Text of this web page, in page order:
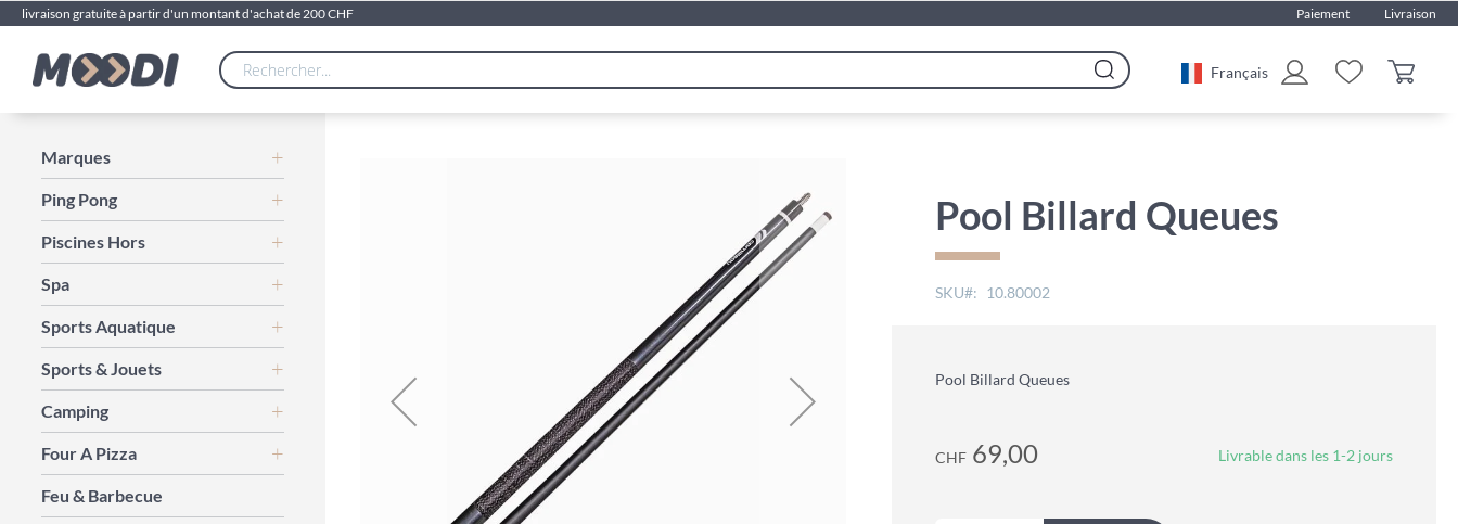
livraison gratuite à partir d'un montant d'achat de 200 CHF Paiement Livraison
Rechercher
Français
Pool Billard Queues
SKU 10.80002
Pool Billard Queues
CHF 69,00 Livrable dans les 1-2 jours
Marques
Ping Pong
Piscines Hors
Spa
Sports Aquatique
Sports & Jouets
Camping
Four A Pizza
Feu & Barbecue